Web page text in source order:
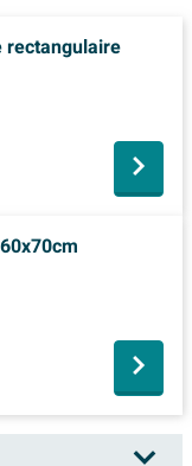
rectangulaire